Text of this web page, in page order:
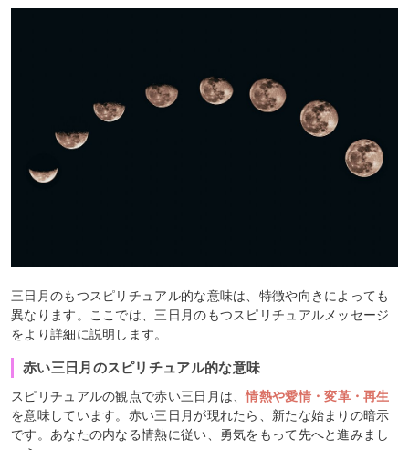
三日月のもつスピリチュアル的な意味は、特徴や向きによっても
異なります。ここでは、三日月のもつスピリチュアルメッセージ
をより詳細に説明します。
赤い三日月のスピリチュアル的な意味
スピリチュアルの観点で赤い三日月は、情熱や愛情・変革・再生
を意味しています。赤い三日月が現れたら、新たな始まりの暗示
です。あなたの内なる情熱に従い、勇気をもって先へと進みまし